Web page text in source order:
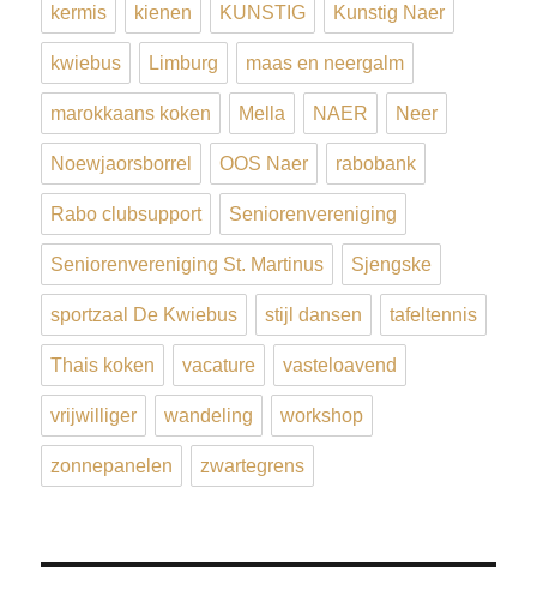
kermis kienen KUNSTIG Kunstig Naer
kwiebus Limburg maas en neergalm
marokkaans koken Mella NAER Neer
Noewjaorsborrel OOS Naer rabobank
Rabo clubsupport Seniorenvereniging
Seniorenvereniging St. Martinus Sjengske
sportzaal De Kwiebus stijl dansen tafeltennis
Thais koken vacature vasteloavend
vrijwilliger wandeling workshop
zonnepanelen zwartegrens